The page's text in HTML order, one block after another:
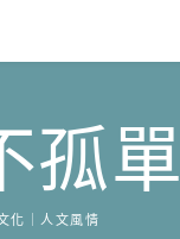
孤單
化｜人文風情